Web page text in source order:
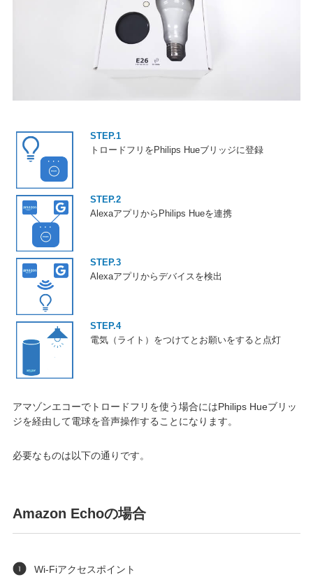
STEP.1
トロードフリをPhilips Hueブリッジに登録
STEP.2
AlexaアプリからPhilips Hueを連携
STEP.3
Alexaアプリからデバイスを検出
STEP.4
電気（ライト）をつけてとお願いをすると点灯
アマゾンエコーでトロードフリを使う場合にはPhilips Hueブリッ
ジを経由して電球を音声操作することになります。
必要なものは以下の通りです。
Amazon Echoの場合
Wi-Fiアクセスポイント